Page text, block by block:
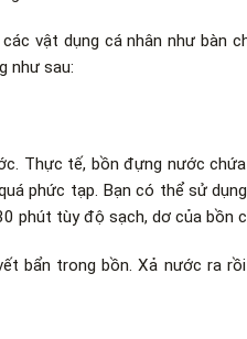
vật dụng cá nhân như bàn
như sau:
Thực tế, bồn đựng nước
phức tạp. Bạn có thể sử
phút tùy độ sạch, dơ của bồn
bẩn trong bồn. Xả nước ra